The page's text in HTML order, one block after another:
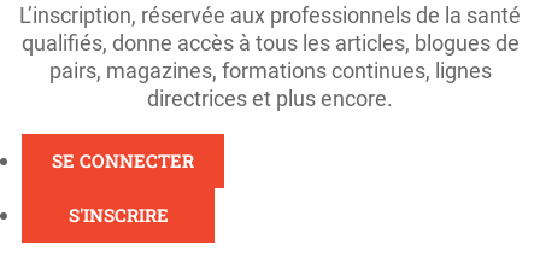
L’inscription, réservée aux professionnels de la santé
qualifiés, donne accès à tous les articles, blogues de
pairs, magazines, formations continues, lignes
directrices et plus encore.
SE CONNECTER
S'INSCRIRE